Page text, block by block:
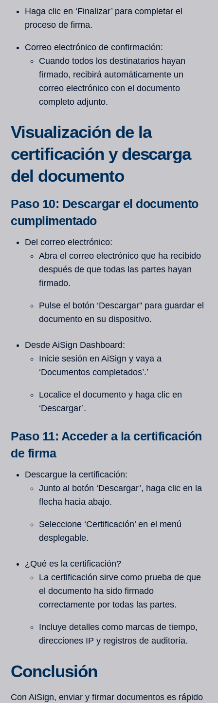
Haga clic en ‘Finalizar’ para completar el
proceso de firma.
Correo electrónico de confirmación:
Cuando todos los destinatarios hayan
firmado, recibirá automáticamente un
correo electrónico con el documento
completo adjunto.
Visualización de la
certificación y descarga
del documento
Paso 10: Descargar el documento
cumplimentado
Del correo electrónico:
Abra el correo electrónico que ha recibido
después de que todas las partes hayan
firmado.
Pulse el botón ‘Descargar" para guardar el
documento en su dispositivo.
Desde AiSign Dashboard:
Inicie sesión en AiSign y vaya a
‘Documentos completados’.’
Localice el documento y haga clic en
‘Descargar’.
Paso 11: Acceder a la certificación
de firma
Descargue la certificación:
Junto al botón ‘Descargar’, haga clic en la
flecha hacia abajo.
Seleccione ‘Certificación’ en el menú
desplegable.
¿Qué es la certificación?
La certificación sirve como prueba de que
el documento ha sido firmado
correctamente por todas las partes.
Incluye detalles como marcas de tiempo,
direcciones IP y registros de auditoría.
Conclusión
Con AiSign, enviar y firmar documentos es rápido